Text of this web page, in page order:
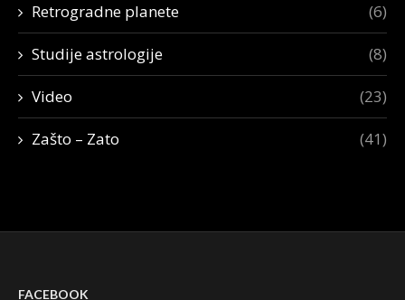
Retrogradne planete (6)
Studije astrologije (8)
Video (23)
Zašto – Zato (41)
FACEBOOK